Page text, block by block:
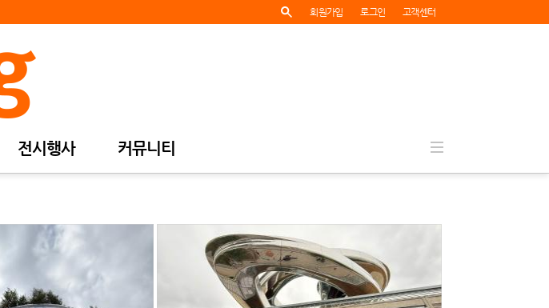
회원가입 로그인 고객센터
전시행사 커뮤니티